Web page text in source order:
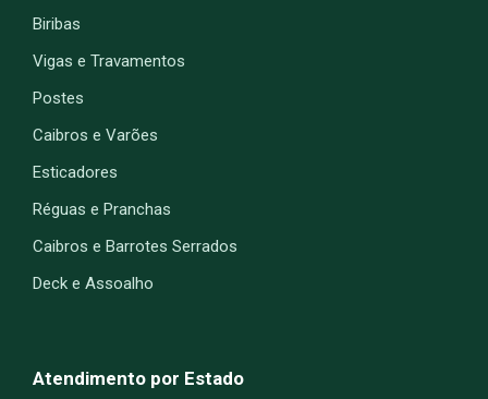
Biribas
Vigas e Travamentos
Postes
Caibros e Varões
Esticadores
Réguas e Pranchas
Caibros e Barrotes Serrados
Deck e Assoalho
Atendimento por Estado